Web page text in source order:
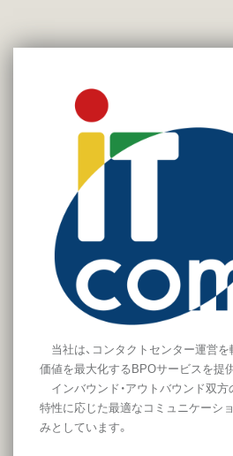
当社は、コンタクトセンター運営を
価値を最大化するBPOサービスを提
インバウンド・アウトバウンド双方
特性に応じた最適なコミュニケーシ
みとしています。